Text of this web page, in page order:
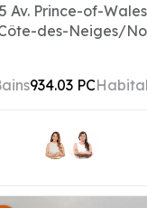
Av. Prince-of-Wales
des-Neiges/
934.03 PC